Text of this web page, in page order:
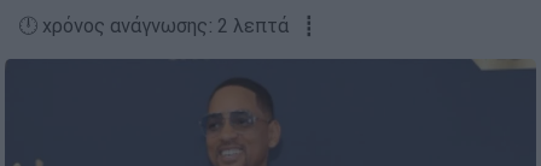
🕛 χρόνος ανάγνωσης: 2 λεπτά ┋